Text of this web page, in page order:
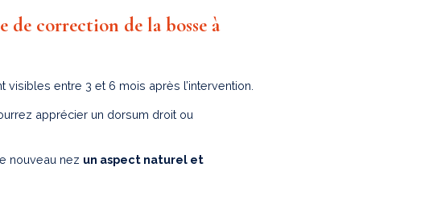
de correction de la bosse à
visibles entre 3 et 6 mois après l’intervention.
apprécier un dorsum droit ou
nouveau nez un aspect naturel et